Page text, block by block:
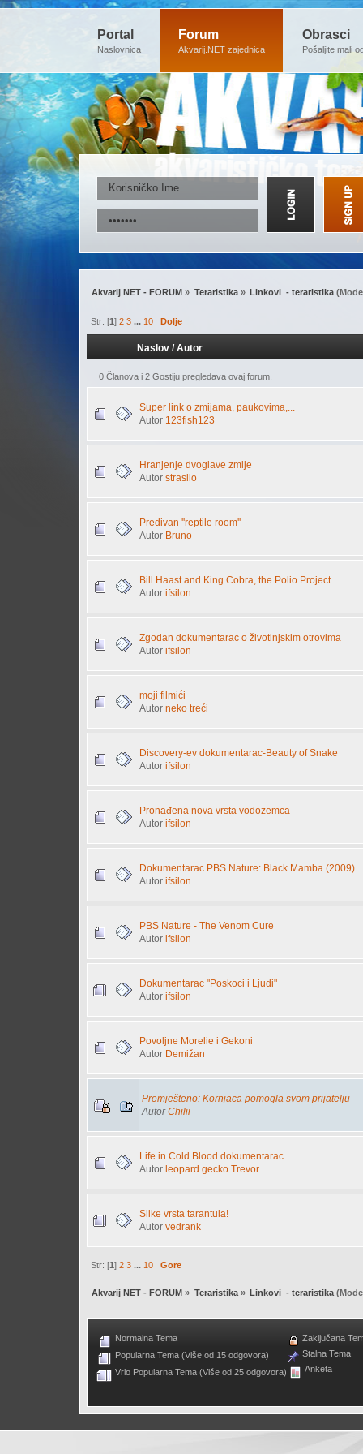
Portal
Naslovnica
Forum
Akvarij.NET zajednica
Obrasci
Pošaljite mali
Akvarij NET - FORUM » Teraristika» Linkovi  - teraristika
Str: [1]2 3 ...10 Dolje
Naslov /Autor
0 Članova i 2 Gostiju pregledava ovaj forum.
Super link o zmijama, paukovima,...
Autor 123fish123
Hranjenje dvoglave zmije
Autor strasilo
Predivan ''reptile room''
Autor Bruno
Bill Haast and King Cobra, the Polio Project
Autor ifsilon
Zgodan dokumentarac o životinjskim otrovima
Autor ifsilon
moji filmići
Autor neko treći
Discovery-ev dokumentarac-Beauty of Snake
Autor ifsilon
Pronađena nova vrsta vodozemca
Autor ifsilon
Dokumentarac PBS Nature: Black Mamba (2009)
Autor ifsilon
PBS Nature - The Venom Cure
Autor ifsilon
Dokumentarac "Poskoci i Ljudi"
Autor ifsilon
Povoljne Morelie i Gekoni
Autor Demižan
Premješteno: Kornjaca pomogla svom prijatelju
AutorChilii
Life in Cold Blood dokumentarac
Autor leopard gecko Trevor
Slike vrsta tarantula!
Autor vedrank
Str: [1]2 3 ... 10 Gore
Akvarij NET - FORUM » Teraristika» Linkovi  - teraristika
Normalna Tema
Popularna Tema (Više od 15 odgovora)
Vrlo Popularna Tema (Više od 25 odgovora)
Zaključana
Stalna Tema
Anketa